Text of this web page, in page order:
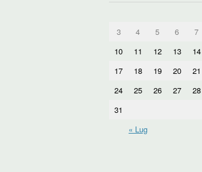
3
4 5 6 7
10
11 12 13 14
17
18 19 20 21
24
25 26 27 28
31
« Lug